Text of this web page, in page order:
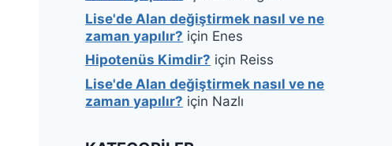
Lise'de Alan değiştirmek nasıl ve ne
zaman yapılır? için Enes
Hipotenüs Kimdir? için Reiss
Lise'de Alan değiştirmek nasıl ve ne
zaman yapılır? için Nazlı